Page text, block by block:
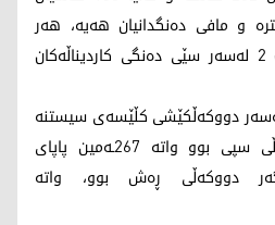
ساڵ کەمترە و مافی دەنگدانیان هەیە، هەر
کاردیناڵێک ببێتە پاپا دەبێت 2 لەسەر سێی دەنگی کاردیناڵەکان
دووکەڵکێشی کڵێسەی سیستنە
لە ڤاتیکان، ئەگەر دووگەڵی سپی بوو واتە 267ـەمین پاپای
دووکەڵی ڕەش بوو، واتە